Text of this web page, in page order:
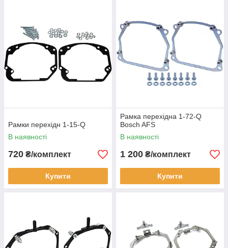
Рамки перехідн 1-15-Q
В наявності
720 ₴/комплект
Купити
Рамка перехідна 1-72-Q
Bosch AFS
В наявності
1 200 ₴/комплект
Купити